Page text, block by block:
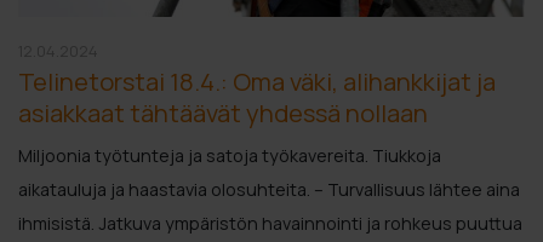
Telinetorstai 18.4.: Oma väki, alihankkijat ja
asiakkaat tähtäävät yhdessä nollaan
Miljoonia työtunteja ja satoja työkavereita. Tiukkoja
aikatauluja ja haastavia olosuhteita. – Turvallisuus lähtee aina
ihmisistä. Jatkuva ympäristön havainnointi ja rohkeus puuttua